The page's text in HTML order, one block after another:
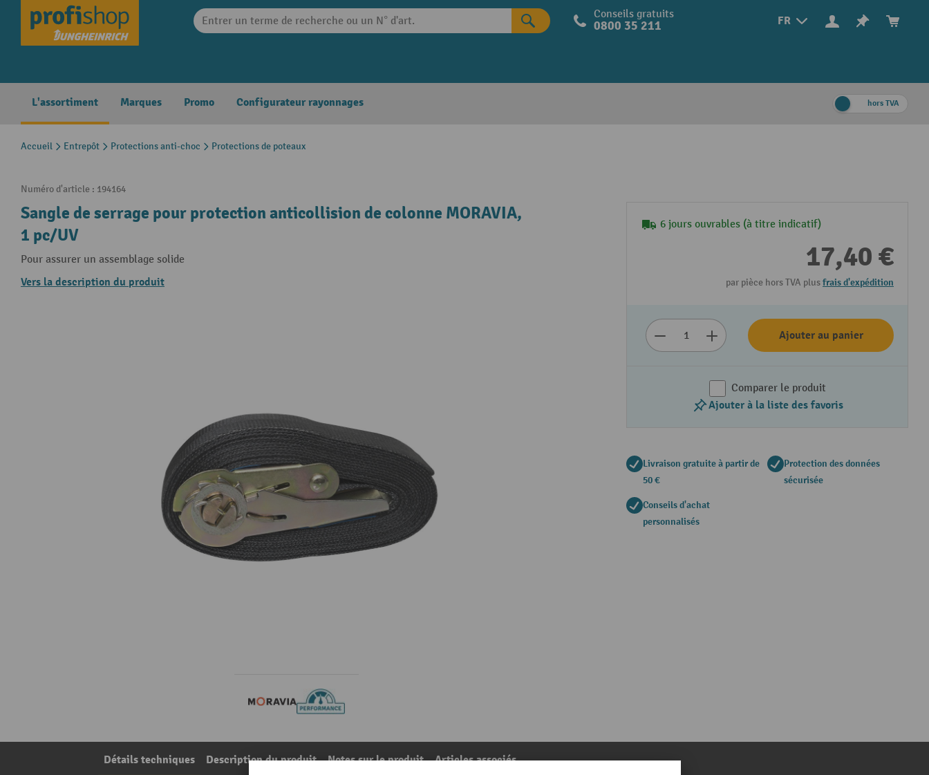
Skip to main navigation FR
Conseils gratuits
0800 35 211
L'assortiment Marques Promo Configurateur rayonnages hors TVA
Accueil Entrepôt Protections anti-choc Protections de poteaux
Numéro d'article : 194164
Sangle de serrage pour protection anticollision de colonne MORAVIA,
1 pc/UV
Pour assurer un assemblage solide
Vers la description du produit
6 jours ouvrables (à titre indicatif)
17,40 €
par pièce hors TVA plusfrais d'expédition
Ajouter au panier
Comparer le produit
Ajouter à la liste des favoris
Livraison gratuite à partir de
50 €
Protection des données
sécurisée
Conseils d'achat
personnalisés
Détails techniques Description du produit Notes sur le produit Articles associés